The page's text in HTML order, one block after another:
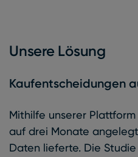
Unsere Lösung
Kaufentscheidungen
Mithilfe unserer
auf drei Monate
Daten lieferte. Die